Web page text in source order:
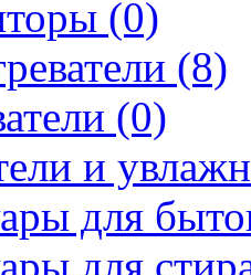
(0)
(8)
(0)
и
для
для